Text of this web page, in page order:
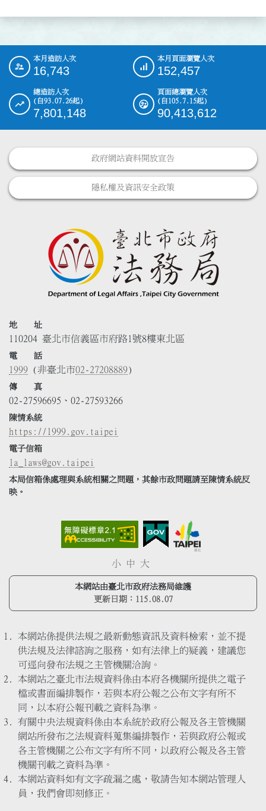
::: 本月造訪人次
16,743
本月頁面瀏覽人次
152,457
總造訪人次
(自93.07.26起)
7,801,148
頁面總瀏覽人次
(自105.7.15起)
90,413,612
政府網站資料開放宣告
隱私權及資訊安全政策
地 址
110204 臺北市信義區市府路1號8樓東北區
電 話
1999 (非臺北市02-27208889)
傳 真
02-27596695、02-27593266
陳情系統
https://1999.gov.taipei
電子信箱
la_laws@gov.taipei
本局信箱係處理與系統相關之問題，其餘市政問題請至陳情系統反
映。
小 中 大
本網站由臺北市政府法務局維護
更新日期： 115.08.07
本網站係提供法規之最新動態資訊及資料檢索，並不提
供法規及法律諮詢之服務，如有法律上的疑義，建議您
可逕向發布法規之主管機關洽詢。
本網站之臺北市法規資料係由本府各機關所提供之電子
檔或書面編排製作，若與本府公報之公布文字有所不
同，以本府公報刊載之資料為準。
有關中央法規資料係由本系統於政府公報及各主管機關
網站所發布之法規資料蒐集編排製作，若與政府公報或
各主管機關之公布文字有所不同，以政府公報及各主管
機關刊載之資料為準。
本網站資料如有文字疏漏之處，敬請告知本網站管理人
員，我們會即刻修正。